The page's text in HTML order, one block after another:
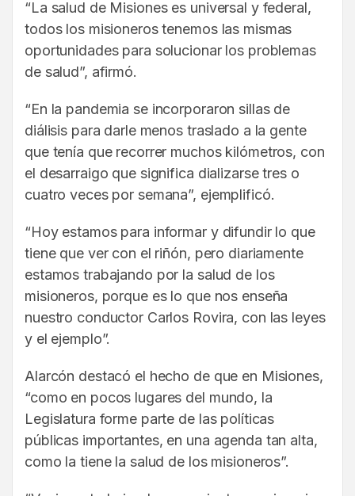
“La salud de Misiones es universal y federal,
todos los misioneros tenemos las mismas
oportunidades para solucionar los problemas
de salud”, afirmó.
“En la pandemia se incorporaron sillas de
diálisis para darle menos traslado a la gente
que tenía que recorrer muchos kilómetros, con
el desarraigo que significa dializarse tres o
cuatro veces por semana”, ejemplificó.
“Hoy estamos para informar y difundir lo que
tiene que ver con el riñón, pero diariamente
estamos trabajando por la salud de los
misioneros, porque es lo que nos enseña
nuestro conductor Carlos Rovira, con las leyes
y el ejemplo”.
Alarcón destacó el hecho de que en Misiones,
“como en pocos lugares del mundo, la
Legislatura forme parte de las políticas
públicas importantes, en una agenda tan alta,
como la tiene la salud de los misioneros”.